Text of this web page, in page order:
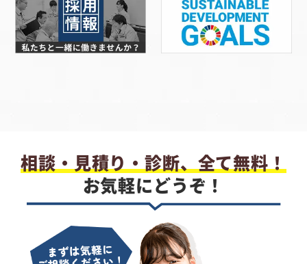
相談・見積り・診断、全て無料！
お気軽にどうぞ！